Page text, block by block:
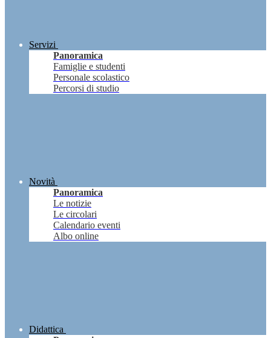
Servizi
Panoramica
Famiglie e studenti
Personale scolastico
Percorsi di studio
Novità
Panoramica
Le notizie
Le circolari
Calendario eventi
Albo online
Didattica